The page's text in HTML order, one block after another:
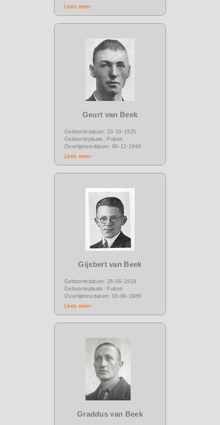
Lees meer
Geurt van Beek
Geboortedatum: 23-10-1925
Geboorteplaats: Putten
Overlijdensdatum: 06-12-1944
Lees meer
Gijsbert van Beek
Geboortedatum: 28-06-1918
Geboorteplaats: Putten
Overlijdensdatum: 03-06-1989
Lees meer
Graddus van Beek